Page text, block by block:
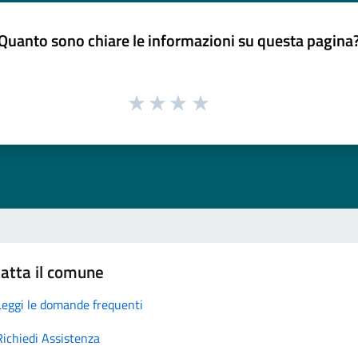
sono chiare le informazioni su questa
il comune
le domande frequenti
Assistenza